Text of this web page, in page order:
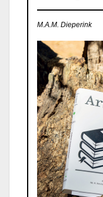
M.A.M. Dieperink